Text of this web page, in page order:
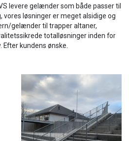
levere gelænder som både passer til
vores løsninger er meget alsidige og
gelænder til trapper altaner,
totalløsninger inden for
kundens ønske.